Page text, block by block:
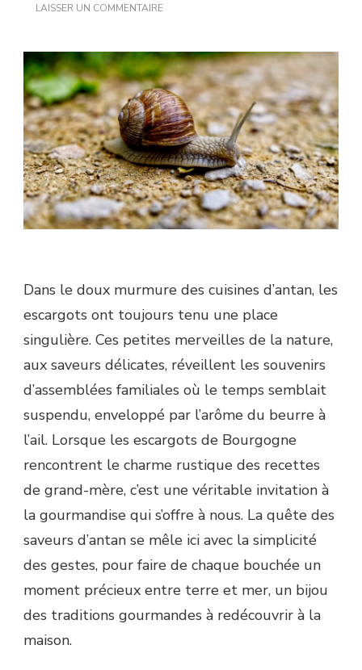
LAISSER UN COMMENTAIRESUR
:
DÉCOUVRIR
LA
PRÉPARATION
TRADITIONNELLE
Dans le doux murmure des cuisines d’antan, les
escargots ont toujours tenu une place
singulière. Ces petites merveilles de la nature,
aux saveurs délicates, réveillent les souvenirs
d’assemblées familiales où le temps semblait
suspendu, enveloppé par l’arôme du beurre à
l’ail. Lorsque les escargots de Bourgogne
rencontrent le charme rustique des recettes
de grand-mère, c’est une véritable invitation à
la gourmandise qui s’offre à nous. La quête des
saveurs d’antan se mêle ici avec la simplicité
des gestes, pour faire de chaque bouchée un
moment précieux entre terre et mer, un bijou
des traditions gourmandes à redécouvrir à la
maison.